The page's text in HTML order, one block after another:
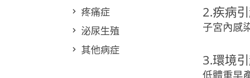
疼痛症
泌尿生殖
其他病症
2.疾病引
子宮內感
3.環境引
低體重早